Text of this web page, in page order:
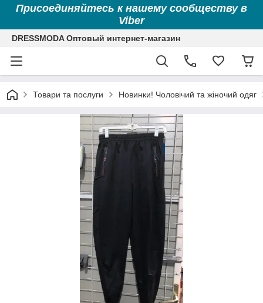
Присоединяйтесь к нашему сообществу в
Viber
DRESSMODA Оптовый интернет-магазин
Товари та послуги Новинки! Чоловічий та жіночий одяг